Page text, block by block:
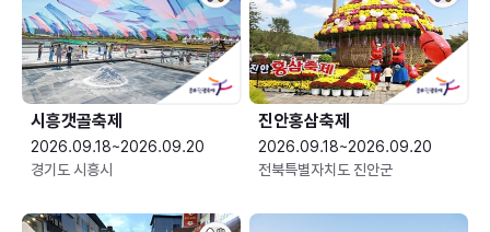
시흥갯골축제
2026.09.18~2026.09.20
경기도 시흥시
진안홍삼축제
2026.09.18~2026.09.20
전북특별자치도 진안군